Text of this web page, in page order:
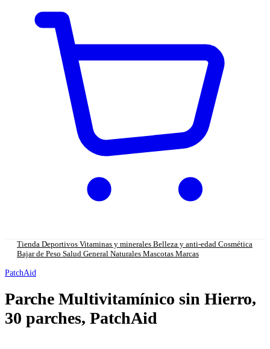
Tienda Deportivos Vitaminas y minerales Belleza y anti-edad Cosmética
Bajar de Peso Salud General Naturales Mascotas Marcas
PatchAid
Parche Multivitamínico sin Hierro,
30 parches, PatchAid